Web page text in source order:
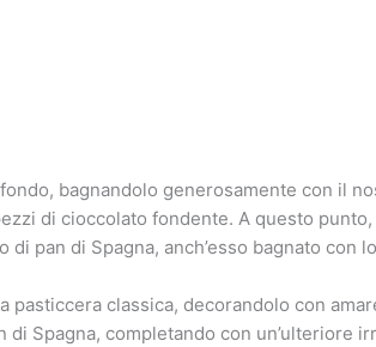
bagnandolo generosamente con il
di cioccolato fondente. A questo
pan di Spagna, anch’esso bagnato con
classica, decorandolo con
Spagna, completando con un’ulteriore